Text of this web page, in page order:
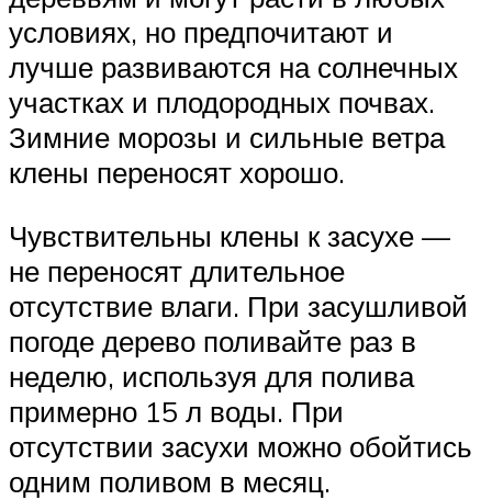
условиях, но предпочитают и
лучше развиваются на солнечных
участках и плодородных почвах.
Зимние морозы и сильные ветра
клены переносят хорошо.
Чувствительны клены к засухе —
не переносят длительное
отсутствие влаги. При засушливой
погоде дерево поливайте раз в
неделю, используя для полива
примерно 15 л воды. При
отсутствии засухи можно обойтись
одним поливом в месяц.